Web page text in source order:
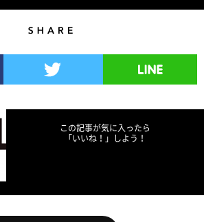
この記事が気に入ったら
「いいね！」しよう！